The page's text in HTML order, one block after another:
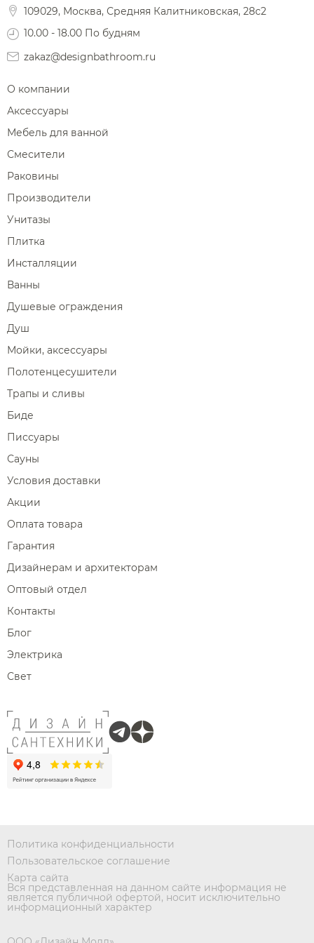
109029, Москва, Средняя Калитниковская, 28с2
10.00 - 18.00 По будням
zakaz@designbathroom.ru
О компании
Аксессуары
Мебель для ванной
Смесители
Раковины
Производители
Унитазы
Плитка
Инсталляции
Ванны
Душевые ограждения
Душ
Мойки, аксессуары
Полотенцесушители
Трапы и сливы
Биде
Писсуары
Сауны
Условия доставки
Акции
Оплата товара
Гарантия
Дизайнерам и архитекторам
Оптовый отдел
Контакты
Блог
Электрика
Свет
Политика конфиденциальности
Пользовательское соглашение
Карта сайта
Вся представленная на данном сайте информация не
является публичной офертой, носит исключительно
информационный характер